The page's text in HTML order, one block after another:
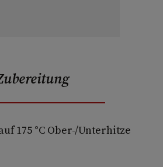
175 °C Ober-/Unterhitze